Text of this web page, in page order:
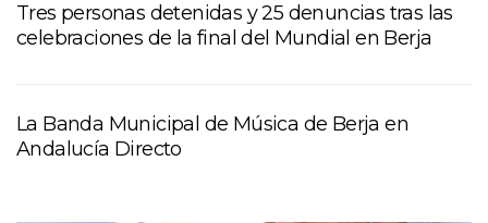
Tres personas detenidas y 25 denuncias tras las
celebraciones de la final del Mundial en Berja
La Banda Municipal de Música de Berja en
Andalucía Directo